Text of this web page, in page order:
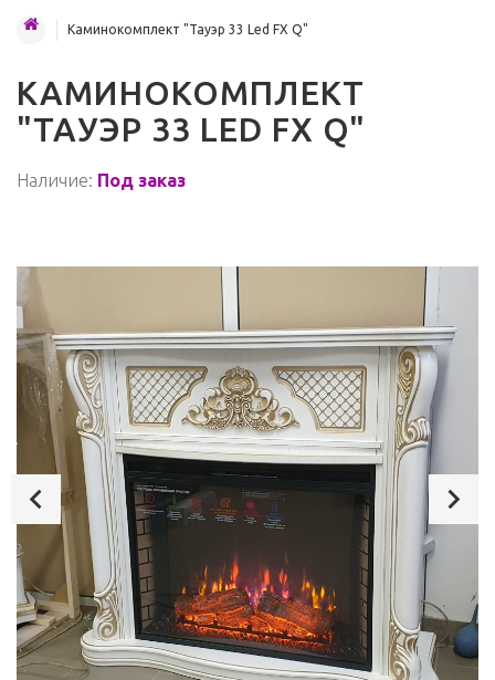
Каминокомплект "Тауэр 33 Led FX Q"
КАМИНОКОМПЛЕКТ
"ТАУЭР 33 LED FX Q"
Наличие: Под заказ